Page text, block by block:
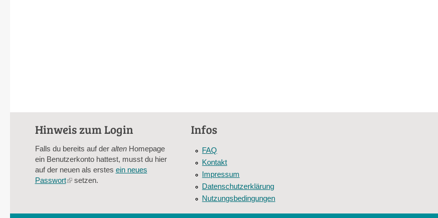
Hinweis zum Login
Falls du bereits auf der altenHomepage
ein Benutzerkonto hattest, musst du hier
auf der neuen als erstes ein neues
Passwort(linksetzen.
Infos
FAQ
Kontakt
Impressum
Datenschutzerklärung
Nutzungsbedingungen